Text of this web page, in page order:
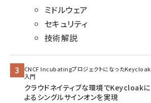
ミドルウェア
セキュリティ
技術解説
CNCF IncubatingプロジェクトになったKeycloak
入門
クラウドネイティブな環境でKeycloakに
よるシングルサインオンを実現